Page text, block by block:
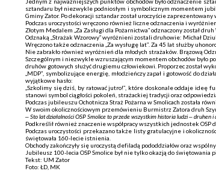
sztandaru był niezwykle podniosłym i symbolicznym momentem
Gminy Zator. Po dekoracji sztandar został uroczyście
Podczas uroczystości wręczono również liczne odznaczenia i
Złotym Medalem „Za Zasługi dla Pożarnictwa” odznaczony został
Odznaką „Strażak Wzorowy” wyróżnieni zostali druhowie: Michał
Wręczono także odznaczenia „Za wysługę lat”. Za 45 lat służby
Nie zabrakło również wyróżnień dla młodych strażaków. Brązową
Szczególnym i niezwykle wzruszającym momentem obchodów było
druhów gotowych służyć drugiemu człowiekowi. Proporzec został
„MDP”, symbolizujące energię, młodzieńczy zapał i gotowość do
wyjątkowe hasło:
„Szkolimy się dziś, by ratować jutro!”, które doskonale oddaje ideę
stanowi symbol ciągłości pokoleń, strażackiej tradycji oraz
Podczas jubileuszu Ochotnicza Straż Pożarna w Smolicach została
W swoim okolicznościowym przemówieniu Burmistrz Zatora druh
–Sto lat działalności OSP Smolice to przede wszystkim historia ludzi –
Podkreślił również znaczenie współpracy wszystkich jednostek
Podczas uroczystości przekazano także listy gratulacyjne i
świętowała 160-lecie istnienia.
Obchody zakończyły się uroczystą defiladą pododdziałów oraz
Jubileusz 100-lecia OSP Smolice był nie tylko okazją do
Tekst: UM Zator
Foto: ŁD, MK